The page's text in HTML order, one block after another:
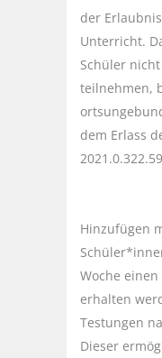
der
Unterricht.
Schüler
teilnehmen,
dem Erlass
Hinzufügen
Woche einen
erhalten
Testungen
Dieser